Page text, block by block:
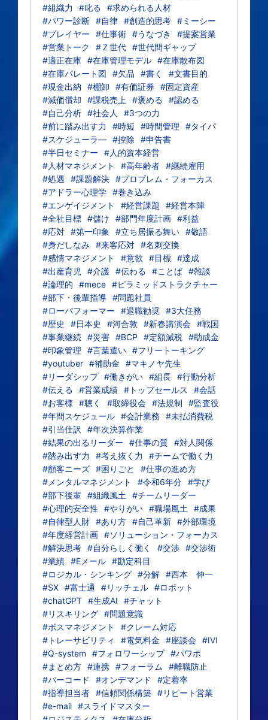
#組織力
#叱る
#求められる人材
#パワー診断 #自律 #創造的思考 #ミーシー
#プレイヤー
#仕事術 #うなづき
#提案営業
#営業トーク
#Ｚ世代 #世代間ギャップ
#適正在庫 #在庫管理モデル #在庫散布図
#在庫パレート図
#欠品 #書く
#文書目的
#現金出納
#棚卸 #有価証券
#固定資産
#減価償却
#課税売上 #褒める
#認める
#自己分析 #社会人
#3つの力
#前に踏み出す力
#時短 #時間管理
#タイパ
#スケジューラ― #控除
#申告書
#半日セミナー
#人的資本経営
#人材マネジメント
#高年齢者 #継続雇用
#処遇
#課題解決 #プロブレム・フォーカス
#アドラー心理学 #巻き込み
#エンゲイジメント
#経営課題
#経営本陣
#全社目標 #儲け #部門年度計画 #利益
#応対 #第一印象 #立ち居振る舞い #敬語
#身だしなみ #来客応対 #名刺交換
#感情マネジメント
#意欲 #目標 #達成
#出産育児
#介護 #伝わる #ことば #雑談
#論理的
#mece #ピラミッドストラクチャー
#部下・後輩指導 #問題社員
#ローパフォーマー
#退職勧奨 #3大任務
#歴史
#日本史 #河合敦 #新春講演会 #戦国
#事業継続 #災害 #BCP #定額減税 #助成金
#印象管理
#言葉遣い #フリートーキング
#youtuber #補助金
#マキノヤ先生
#リーダシップ #働きがい #組長 #行動分析
#伝える
#営業成績 #トップセールス
#会話
#お客様
#聴く #取締役会 #法規制
#監査役
#年間スケジュール #会計業務
#未払消費税
#引当仕訳
#年次決算作業
#結果の出るリーダー
#仕事の質 #対人関係
#踏み出す力
#考え抜く力
#チームで働く力
#顧客ニーズ #困りごと
#仕事の進め方
#メンタルマネジメント
#令和6年分 #学び
#部下後輩 #組織風土
#チームリーダー
#心理的安全性
#やりがい #職場風土
#成果
#自律型人財 #あり方 #自己革新 #外部環境
#年度経営計画 #ソリューション・フォーカス
#解決思考 #自分らしく働く #交渉 #交渉術
#業績 #Eメール #勘定科目
#ロジカル・シンキング #分解 #西本 伸一
#SX #富士通 #リッチェル #ロボット
#chatGPT #生成AI
#チャット
#リスキリング #問題意識
#ボスマネジメント
#クレーム対応
#トレーサビリティ
#電気料金 #座談会 #IVI
#Q-system
#フォロワーシップ #パワポ
#まとめ方 #連携 #フォーラム
#離職防止
#バーコード
#オンデマンド
#定着率
#指導担当者 #信頼関係構築 #リピート営業
#e-mail #スライドマスター